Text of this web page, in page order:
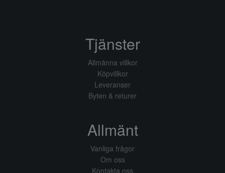
Tjänster
Allmänna villkor
Köpvillkor
Leveranser
Byten & returer
Allmänt
Vanliga frågor
Om oss
Kontakta oss